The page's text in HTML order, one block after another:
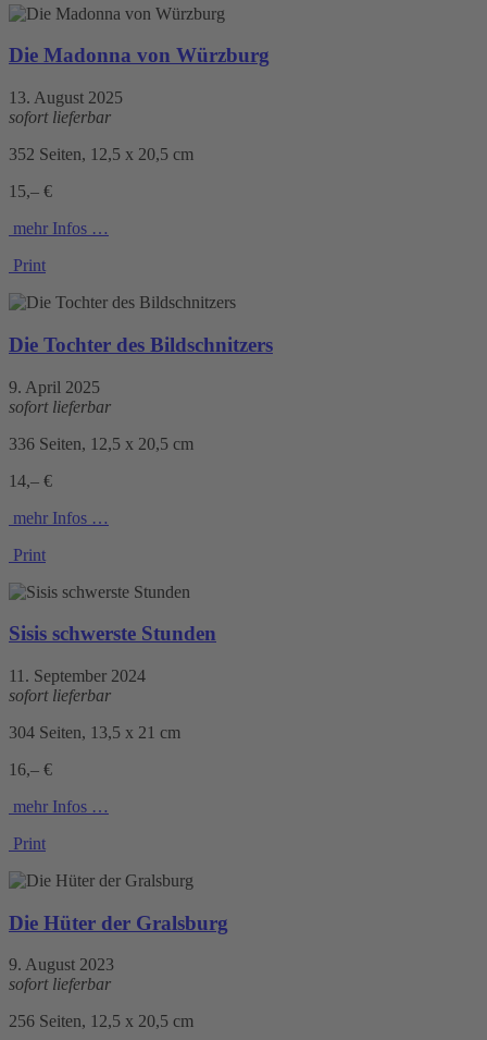
Die Madonna von Würzburg
13. August 2025
sofort lieferbar
352 Seiten, 12,5 x 20,5 cm
15,– €
mehr Infos …
Print
Die Tochter des Bildschnitzers
9. April 2025
sofort lieferbar
336 Seiten, 12,5 x 20,5 cm
14,– €
mehr Infos …
Print
Sisis schwerste Stunden
11. September 2024
sofort lieferbar
304 Seiten, 13,5 x 21 cm
16,– €
mehr Infos …
Print
Die Hüter der Gralsburg
9. August 2023
sofort lieferbar
256 Seiten, 12,5 x 20,5 cm